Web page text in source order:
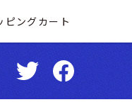
ピングカート